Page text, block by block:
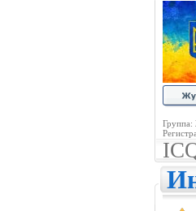
Группа: